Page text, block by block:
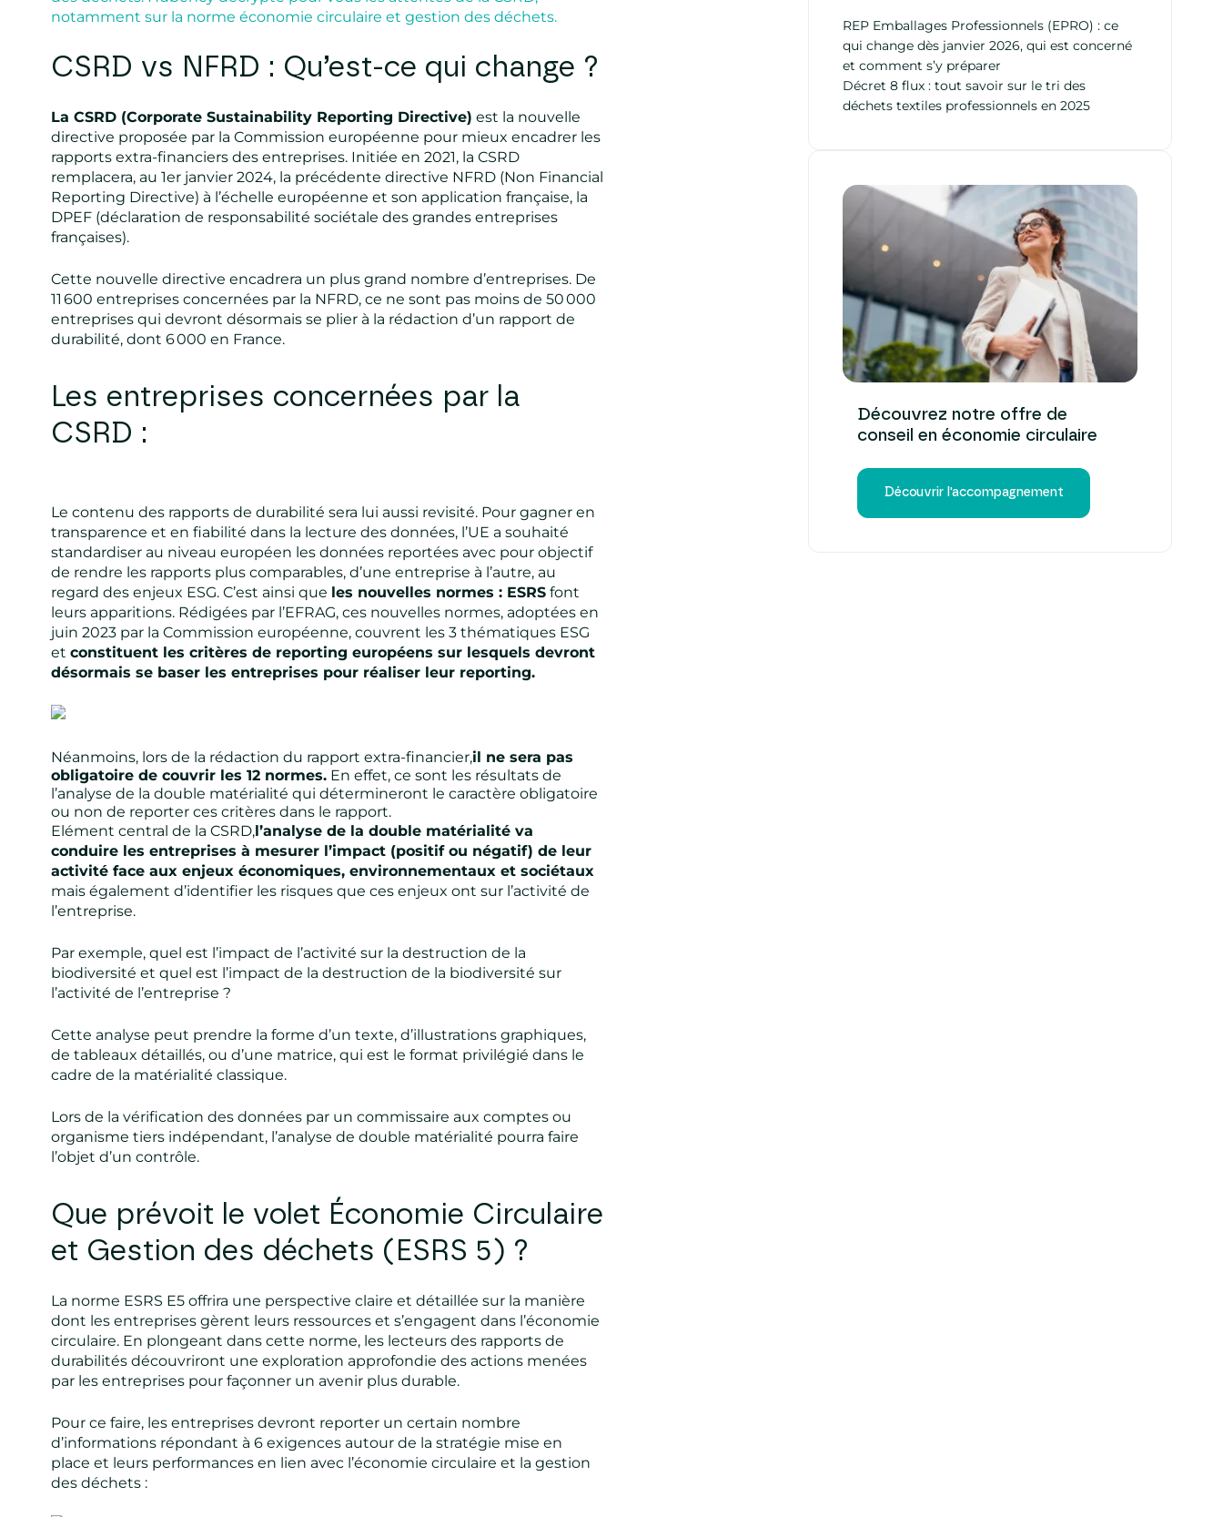
notamment sur la norme économie circulaire et gestion des déchets.
CSRD vs NFRD : Qu’est-ce qui change ?
La CSRD (Corporate Sustainability Reporting Directive) est la nouvelle
directive proposée par la Commission européenne pour mieux encadrer les
rapports extra-financiers des entreprises. Initiée en 2021, la CSRD
remplacera, au 1er janvier 2024, la précédente directive NFRD (Non Financial
Reporting Directive) à l’échelle européenne et son application française, la
DPEF (déclaration de responsabilité sociétale des grandes entreprises
françaises).
Cette nouvelle directive encadrera un plus grand nombre d’entreprises. De
11 600 entreprises concernées par la NFRD, ce ne sont pas moins de 50 000
entreprises qui devront désormais se plier à la rédaction d’un rapport de
durabilité, dont 6 000 en France.
Les entreprises concernées par la
CSRD :
Le contenu des rapports de durabilité sera lui aussi revisité. Pour gagner en
transparence et en fiabilité dans la lecture des données, l’UE a souhaité
standardiser au niveau européen les données reportées avec pour objectif
de rendre les rapports plus comparables, d’une entreprise à l’autre, au
regard des enjeux ESG. C’est ainsi que les nouvelles normes : ESRS font
leurs apparitions. Rédigées par l’EFRAG, ces nouvelles normes, adoptées en
juin 2023 par la Commission européenne, couvrent les 3 thématiques ESG
et constituent les critères de reporting européens sur lesquels devront
désormais se baser les entreprises pour réaliser leur reporting.
Néanmoins, lors de la rédaction du rapport extra-financier,il ne sera pas
obligatoire de couvrir les 12 normes. En effet, ce sont les résultats de
l’analyse de la double matérialité qui détermineront le caractère obligatoire
ou non de reporter ces critères dans le rapport.
Elément central de la CSRD,l’analyse de la double matérialité va
conduire les entreprises à mesurer l’impact (positif ou négatif) de leur
activité face aux enjeux économiques, environnementaux et sociétaux
mais également d’identifier les risques que ces enjeux ont sur l’activité de
l’entreprise.
Par exemple, quel est l’impact de l’activité sur la destruction de la
biodiversité et quel est l’impact de la destruction de la biodiversité sur
l’activité de l’entreprise ?
Cette analyse peut prendre la forme d’un texte, d’illustrations graphiques,
de tableaux détaillés, ou d’une matrice, qui est le format privilégié dans le
cadre de la matérialité classique.
Lors de la vérification des données par un commissaire aux comptes ou
organisme tiers indépendant, l’analyse de double matérialité pourra faire
l’objet d’un contrôle.
Que prévoit le volet Économie Circulaire
et Gestion des déchets (ESRS 5) ?
La norme ESRS E5 offrira une perspective claire et détaillée sur la manière
dont les entreprises gèrent leurs ressources et s’engagent dans l’économie
circulaire. En plongeant dans cette norme, les lecteurs des rapports de
durabilités découvriront une exploration approfondie des actions menées
par les entreprises pour façonner un avenir plus durable.
Pour ce faire, les entreprises devront reporter un certain nombre
d’informations répondant à 6 exigences autour de la stratégie mise en
place et leurs performances en lien avec l’économie circulaire et la gestion
des déchets :
REP Emballages Professionnels (EPRO) : ce
qui change dès janvier 2026, qui est concerné
et comment s’y préparer
Décret 8 flux : tout savoir sur le tri des
déchets textiles professionnels en 2025
Découvrez notre offre de
conseil en économie circulaire
Découvrir l'accompagnement